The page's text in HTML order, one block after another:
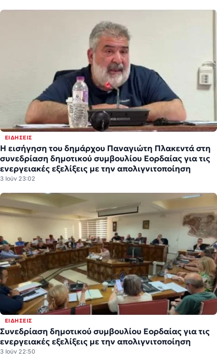
ΕΙΔΉΣΕΙΣ
Η εισήγηση του δημάρχου Παναγιώτη Πλακεντά στη
συνεδρίαση δημοτικού συμβουλίου Εορδαίας για τις
ενεργειακές εξελίξεις με την απολιγνιτοποίηση
3 Ιούν 23:02
ΕΙΔΉΣΕΙΣ
Συνεδρίαση δημοτικού συμβουλίου Εορδαίας για τις
ενεργειακές εξελίξεις με την απολιγνιτοποίηση
3 Ιούν 22:50